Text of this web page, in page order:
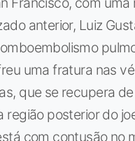
anterior, Luiz
uma fratura nas
que se recupera
região posterior do
com contusão no